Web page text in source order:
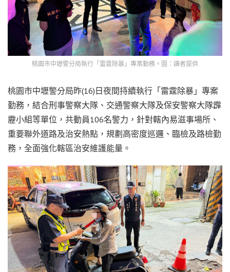
桃園市中壢警分局執行「雷霆除暴」專案勤務。圖：讀者提供
桃園市中壢警分局昨(16)日夜間持續執行「雷霆除暴」專案
勤務，結合刑事警察大隊、交通警察大隊及保安警察大隊霹
靂小組等單位，共動員106名警力，針對轄內易滋事場所、
重要聯外道路及治安熱點，規劃高密度巡邏、臨檢及路檢勤
務，全面強化轄區治安維護能量。